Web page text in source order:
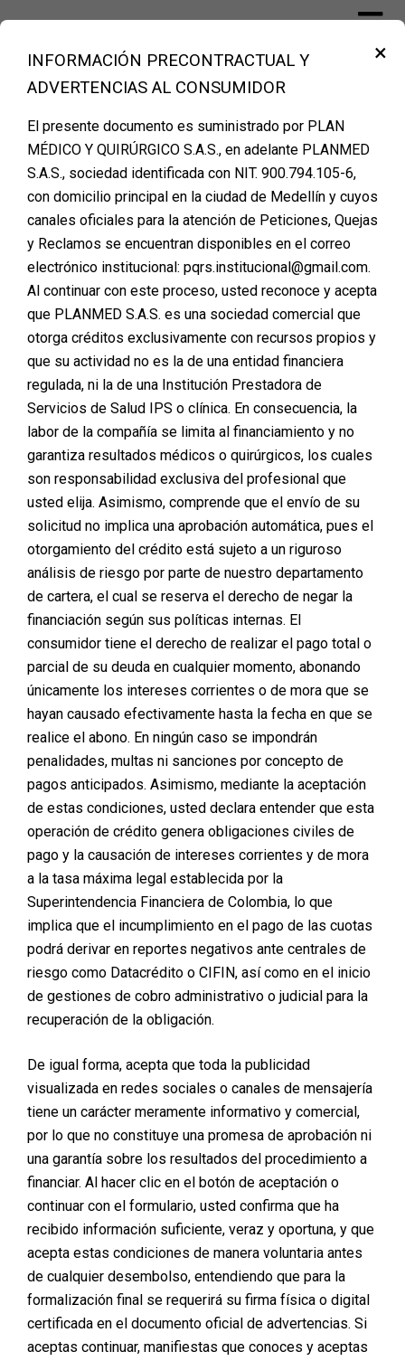
contentFinanciación Cirugía Plástica Medellín –
PLANMED
AGENDA TU CITA DE
VALORACION
Posted onnoviembre 14, 2025
×
INFORMACIÓN PRECONTRACTUAL Y
ADVERTENCIAS AL CONSUMIDOR
El presente documento es suministrado por PLAN
MÉDICO Y QUIRÚRGICO S.A.S., en adelante PLANMED
S.A.S., sociedad identificada con NIT. 900.794.105-6,
con domicilio principal en la ciudad de Medellín y cuyos
canales oficiales para la atención de Peticiones, Quejas
y Reclamos se encuentran disponibles en el correo
electrónico institucional: pqrs.institucional@gmail.com.
Al continuar con este proceso, usted reconoce y acepta
que PLANMED S.A.S. es una sociedad comercial que
otorga créditos exclusivamente con recursos propios y
que su actividad no es la de una entidad financiera
regulada, ni la de una Institución Prestadora de
Servicios de Salud IPS o clínica. En consecuencia, la
labor de la compañía se limita al financiamiento y no
garantiza resultados médicos o quirúrgicos, los cuales
son responsabilidad exclusiva del profesional que
usted elija. Asimismo, comprende que el envío de su
solicitud no implica una aprobación automática, pues el
otorgamiento del crédito está sujeto a un riguroso
análisis de riesgo por parte de nuestro departamento
de cartera, el cual se reserva el derecho de negar la
financiación según sus políticas internas. El
consumidor tiene el derecho de realizar el pago total o
parcial de su deuda en cualquier momento, abonando
únicamente los intereses corrientes o de mora que se
hayan causado efectivamente hasta la fecha en que se
realice el abono. En ningún caso se impondrán
penalidades, multas ni sanciones por concepto de
pagos anticipados. Asimismo, mediante la aceptación
de estas condiciones, usted declara entender que esta
operación de crédito genera obligaciones civiles de
pago y la causación de intereses corrientes y de mora
a la tasa máxima legal establecida por la
Superintendencia Financiera de Colombia, lo que
implica que el incumplimiento en el pago de las cuotas
podrá derivar en reportes negativos ante centrales de
riesgo como Datacrédito o CIFIN, así como en el inicio
de gestiones de cobro administrativo o judicial para la
recuperación de la obligación.
De igual forma, acepta que toda la publicidad
visualizada en redes sociales o canales de mensajería
tiene un carácter meramente informativo y comercial,
por lo que no constituye una promesa de aprobación ni
una garantía sobre los resultados del procedimiento a
financiar. Al hacer clic en el botón de aceptación o
continuar con el formulario, usted confirma que ha
recibido información suficiente, veraz y oportuna, y que
acepta estas condiciones de manera voluntaria antes
de cualquier desembolso, entendiendo que para la
formalización final se requerirá su firma física o digital
certificada en el documento oficial de advertencias. Si
aceptas continuar, manifiestas que conoces y aceptas